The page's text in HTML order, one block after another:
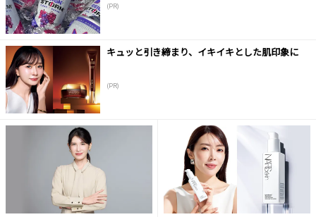
(PR)
キュッと引き締まり、イキイキとした肌印象に
(PR)